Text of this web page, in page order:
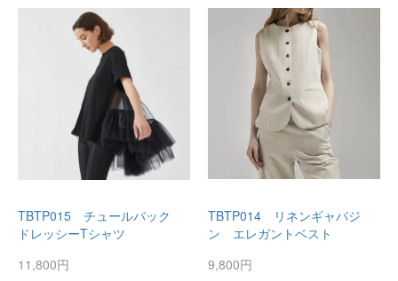
TBTP015 チュールバック
ドレッシーTシャツ
11,800円
TBTP014 リネンギャバジ
ン エレガントベスト
9,800円